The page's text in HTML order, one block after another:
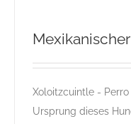
Xoloitzcuintle -
Ursprung dieses